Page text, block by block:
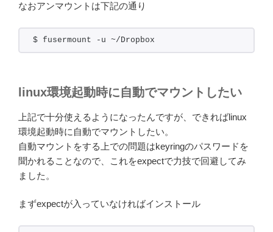
なおアンマウントは下記の通り
$ fusermount -u ~/Dropbox
linux環境起動時に自動でマウントしたい
上記で十分使えるようになったんですが、できればlinux
環境起動時に自動でマウントしたい。
自動マウントをする上での問題はkeyringのパスワードを
聞かれることなので、これをexpectで力技で回避してみ
ました。
まずexpectが入っていなければインストール